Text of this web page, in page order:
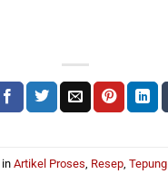
Artikel Proses Resep Tepung